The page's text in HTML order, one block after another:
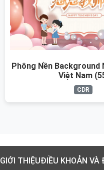
Phông Nền Background
Việt Nam
CDR
GIỚI THIỆUĐIỀU KHOẢN VÀ